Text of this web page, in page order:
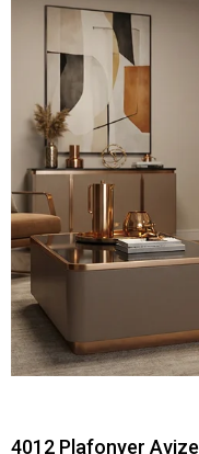
4012 Plafonyer Avize